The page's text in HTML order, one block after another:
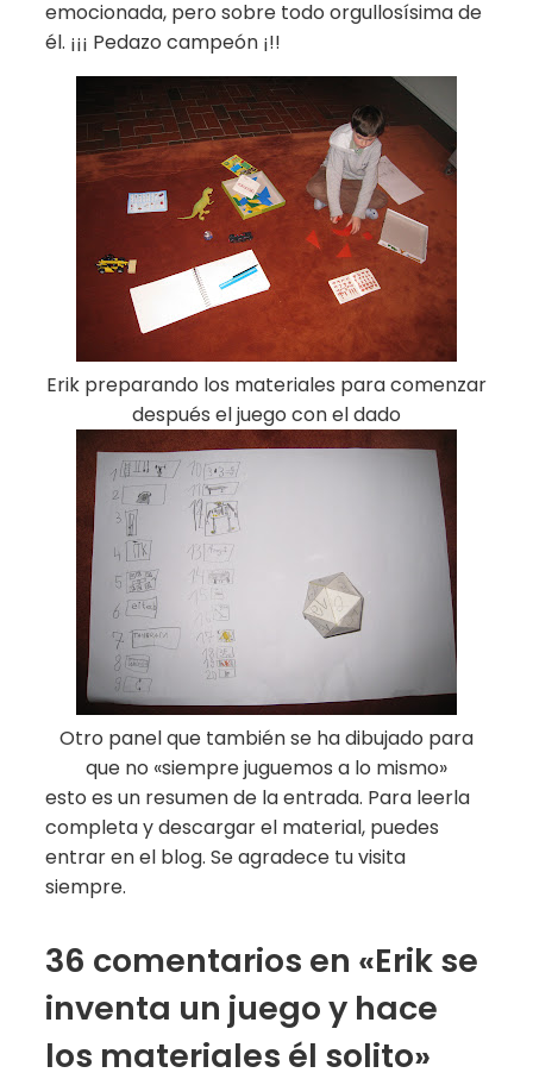
emocionada, pero sobre todo orgullosísima de
él. ¡¡¡ Pedazo campeón ¡!!
Erik preparando los materiales para comenzar
después el juego con el dado
Otro panel que también se ha dibujado para
que no «siempre juguemos a lo mismo»
esto es un resumen de la entrada. Para leerla
completa y descargar el material, puedes
entrar en el blog. Se agradece tu visita
siempre.
36 comentarios en «Erik se
inventa un juego y hace
los materiales él solito»